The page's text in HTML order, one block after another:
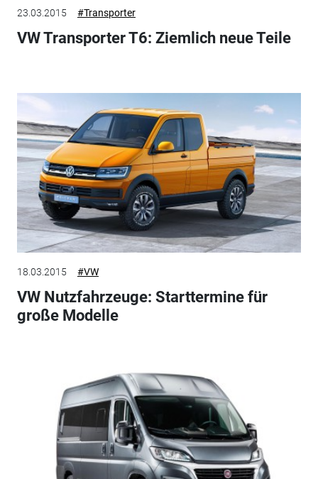
23.03.2015 #Transporter
VW Transporter T6: Ziemlich neue Teile
18.03.2015 #VW
VW Nutzfahrzeuge: Starttermine für
große Modelle